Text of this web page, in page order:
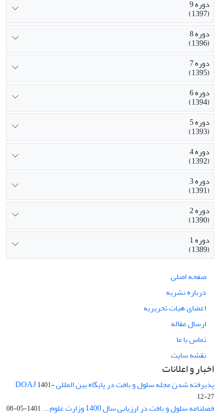
دوره 9
(1397)
دوره 8
(1396)
دوره 7
(1395)
دوره 6
(1394)
دوره 5
(1393)
دوره 4
(1392)
دوره 3
(1391)
دوره 2
(1390)
دوره 1
(1389)
صفحه اصلی
درباره نشریه
اعضای هیات تحریریه
ارسال مقاله
تماس با ما
نقشه سایت
اخبار و اعلانات
پذیرفته شدن مجله سلول و بافت در پایگاه بین المللی DOAJ1401-
12-27
فصلنامه سلول و بافت در ارزیابی سال 1400 وزارت علوم ... 1401-05-08